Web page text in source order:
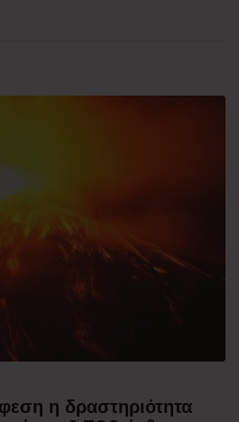
η δραστηριότητα